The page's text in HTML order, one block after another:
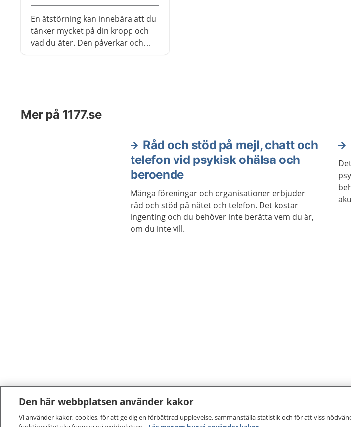
En ätstörning kan innebära att du
tänker mycket på din kropp och
vad du äter. Den påverkar och
sjukdomen om du söker vård.
Mer på 1177.se
Råd och stöd på mejl, chatt och
telefon vid psykisk ohälsa och
beroende
Många föreningar och organisationer erbjuder
råd och stöd på nätet och telefon. Det kostar
ingenting och du behöver inte berätta vem du är,
om du inte vill.
Den här webbplatsen använder kakor
Vi använder kakor, cookies, för att ge dig en förbättrad upplevelse, sammanställa statistik och för att viss